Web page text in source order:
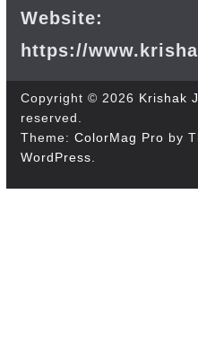
Website:
https://
Copyright © 2026 Krishak
reserved.
Theme: ColorMag Pro by
WordPress